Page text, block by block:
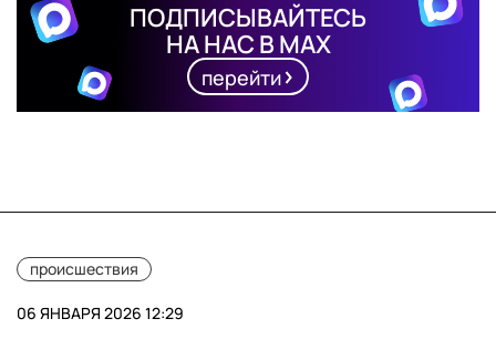
ПОДПИСЫВАЙТЕСЬ
НА НАС В MAX
перейти
происшествия
06 ЯНВАРЯ 2026 12:29